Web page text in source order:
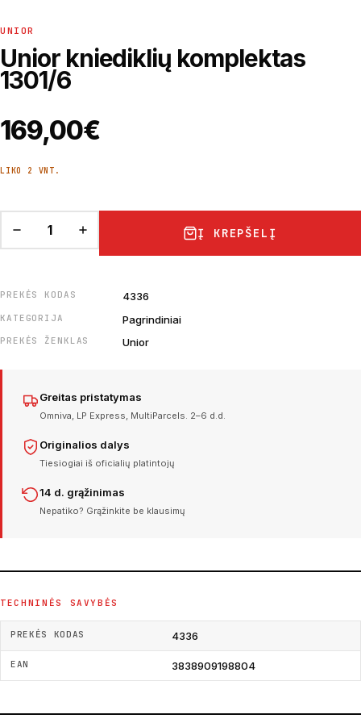
UNIOR
Unior kniediklių komplektas
1301/6
169,00€
LIKO 2 VNT.
Į KREPŠELĮ
PREKĖS KODAS 4336
KATEGORIJA Pagrindiniai
PREKĖS ŽENKLAS Unior
Greitas pristatymas
Omniva, LP Express, MultiParcels. 2–6 d.d.
Originalios dalys
Tiesiogiai iš oficialių platintojų
14 d. grąžinimas
Nepatiko? Grąžinkite be klausimų
TECHNINĖS SAVYBĖS
PREKĖS KODAS 4336
EAN 3838909198804